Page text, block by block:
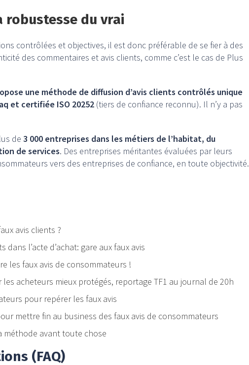
robustesse du vrai
contrôlées et objectives, il est donc préférable de se fier à des
des commentaires et avis clients, comme c’est le cas de Plus
une méthode de diffusion d’avis clients contrôlés unique
et certifiée ISO 20252 (tiers de confiance reconnu). Il n’y a pas
de 3 000 entreprises dans les métiers de l’habitat, du
de services. Des entreprises méritantes évaluées par leurs
vers des entreprises de confiance, en toute objectivité.
avis clients ?
dans l’acte d’achat: gare aux faux avis
les faux avis de consommateurs !
les acheteurs mieux protégés, reportage TF1 au journal de 20h
pour repérer les faux avis
mettre fin au business des faux avis de consommateurs
méthode avant toute chose
(FAQ)